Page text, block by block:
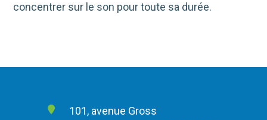
concentrer sur le son pour toute sa durée.
101, avenue Gross